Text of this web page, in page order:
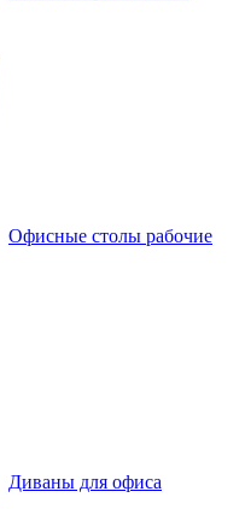
Офисные столы рабочие
Диваны для офиса